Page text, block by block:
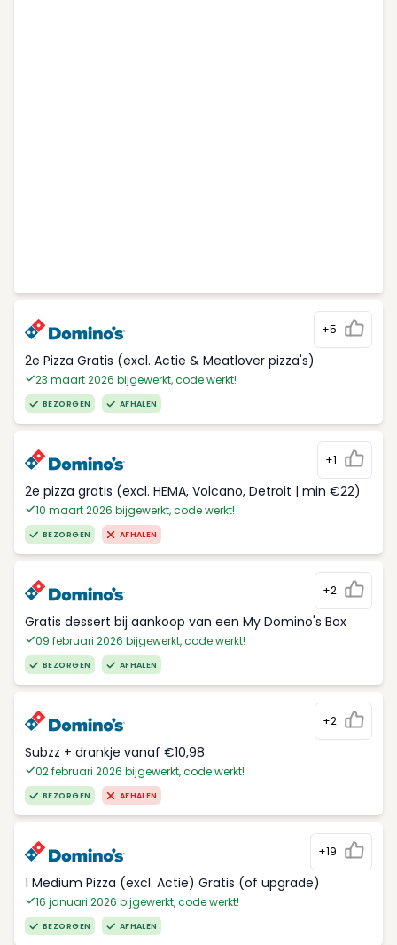
+5
2e Pizza Gratis (excl. Actie & Meatlover pizza's)
23 maart 2026 bijgewerkt, code werkt!
BEZORGEN AFHALEN
+1
2e pizza gratis (excl. HEMA, Volcano, Detroit | min €22)
10 maart 2026 bijgewerkt, code werkt!
BEZORGEN AFHALEN
+2
Gratis dessert bij aankoop van een My Domino's Box
09 februari 2026 bijgewerkt, code werkt!
BEZORGEN AFHALEN
+2
Subzz + drankje vanaf €10,98
02 februari 2026 bijgewerkt, code werkt!
BEZORGEN AFHALEN
+19
1 Medium Pizza (excl. Actie) Gratis (of upgrade)
16 januari 2026 bijgewerkt, code werkt!
BEZORGEN AFHALEN